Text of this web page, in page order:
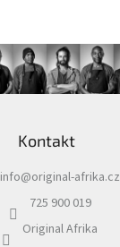
Kontakt
info@original-afrika.cz
725 900 019
Original Afrika